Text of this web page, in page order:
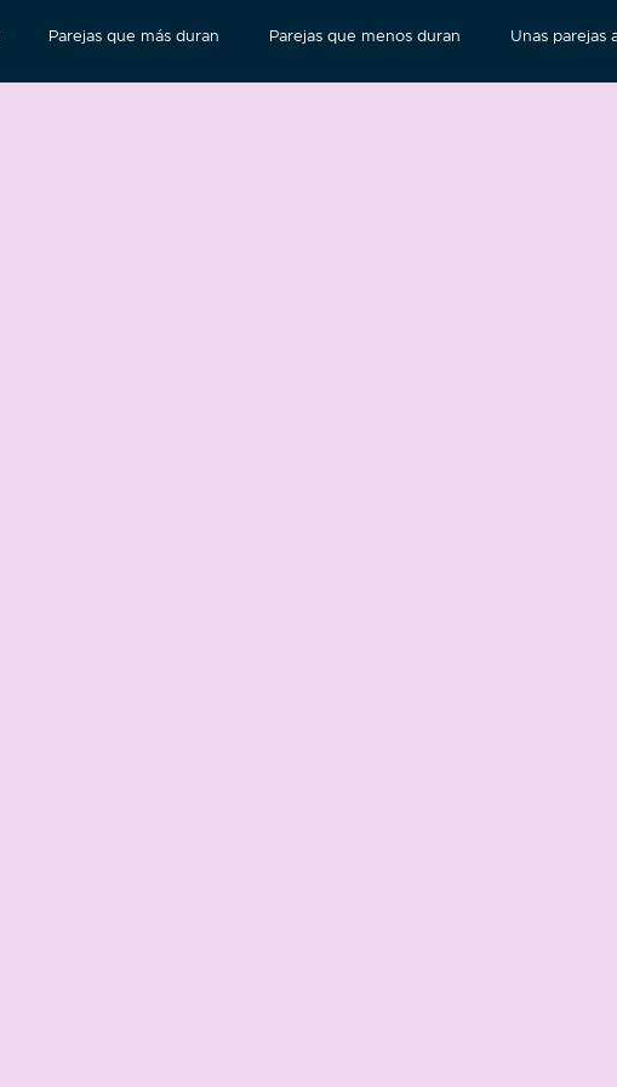
Parejas que más duran Parejas que menos duran Unas parejas